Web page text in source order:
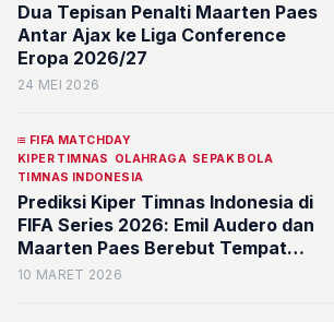
Dua Tepisan Penalti Maarten Paes
Antar Ajax ke Liga Conference
Eropa 2026/27
24 MEI 2026
FIFA MATCHDAY
KIPER TIMNAS
OLAHRAGA SEPAK BOLA
TIMNAS INDONESIA
Prediksi Kiper Timnas Indonesia di
FIFA Series 2026: Emil Audero dan
Maarten Paes Berebut Tempat
Utama di Era John Herdman
10 MARET 2026